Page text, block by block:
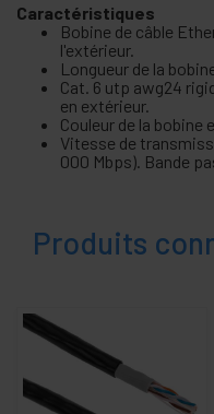
Caractéristiques
Bobine de câble
l'extérieur.
Longueur de la
Cat. 6 utp awg24
en extérieur.
Couleur de la bobine
Vitesse de
000 Mbps). Bande
Produits